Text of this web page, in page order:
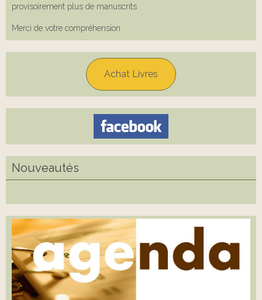
provisoirement plus de manuscrits
Merci de votre compréhension
Achat Livres
Nouveautés